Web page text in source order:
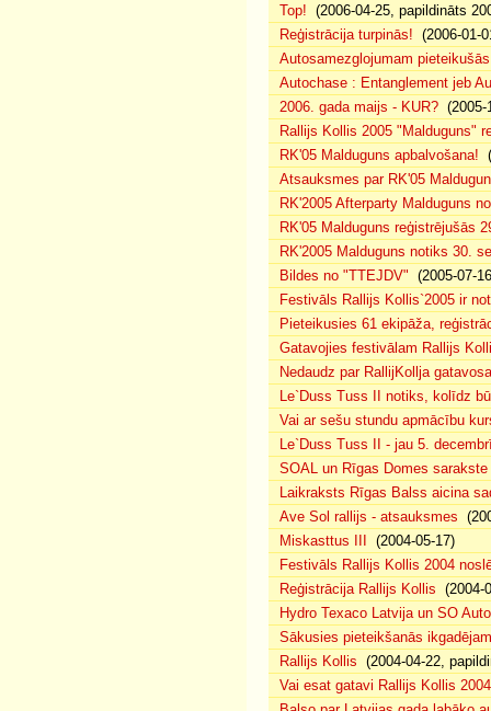
Top! (2006-04-25, papildināts
Reģistrācija turpinās! (2006-01-
Autosamezglojumam
Autochase : Entanglement jeb
2006. gada maijs - KUR? (2005-
Rallijs Kollis 2005 "Malduguns"
RK'05 Malduguns apbalvošana!
Atsauksmes par RK'05
RK'2005 Afterparty Malduguns
RK'05 Malduguns reģistrējušās
RK'2005 Malduguns notiks 30.
Bildes no "TTEJDV" (2005-07-
Festivāls Rallijs Kollis`2005 ir
Pieteikusies 61 ekipāža,
Gatavojies festivālam Rallijs
Nedaudz par RallijKollja
Le`Duss Tuss II notiks, kolīdz
Vai ar sešu stundu apmācību
Le`Duss Tuss II - jau 5.
SOAL un Rīgas Domes
Laikraksts Rīgas Balss aicina
Ave Sol rallijs - atsauksmes
Miskasttus III
(2004-05-17)
Festivāls Rallijs Kollis 2004
Reģistrācija Rallijs Kollis (2004-
Hydro Texaco Latvija un SO
Sākusies pieteikšanās
Rallijs Kollis (2004-04-22,
Vai esat gatavi Rallijs Kollis